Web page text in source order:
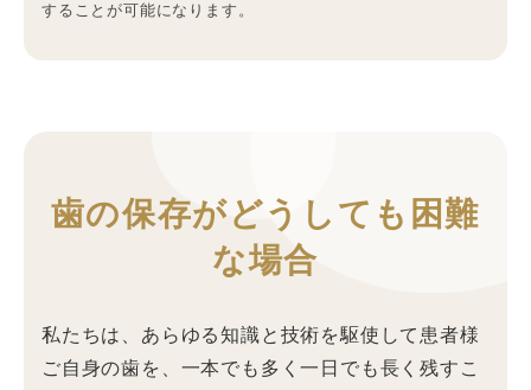
することが可能になります。
歯の保存がどうしても困難
な場合
私たちは、あらゆる知識と技術を駆使して患者様
ご自身の歯を、一本でも多く一日でも長く残すこ